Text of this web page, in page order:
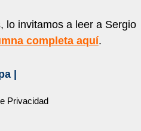
lo invitamos a leer a Sergio
completa aquí.
|
Privacidad